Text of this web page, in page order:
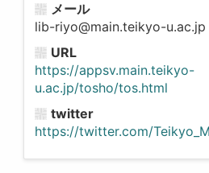
メール
lib-riyo@main.teikyo-u.ac.jp
URL
https://appsv.main.teikyo-
u.ac.jp/tosho/tos.html
twitter
https://twitter.com/